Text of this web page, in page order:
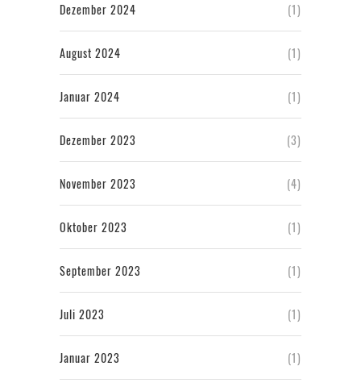
Dezember 2024 (1)
August 2024 (1)
Januar 2024 (1)
Dezember 2023 (3)
November 2023 (4)
Oktober 2023 (1)
September 2023 (1)
Juli 2023 (1)
Januar 2023 (1)